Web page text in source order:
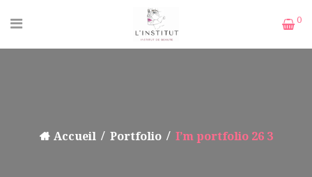
0
Accueil Portfolio I’m portfolio 26 3